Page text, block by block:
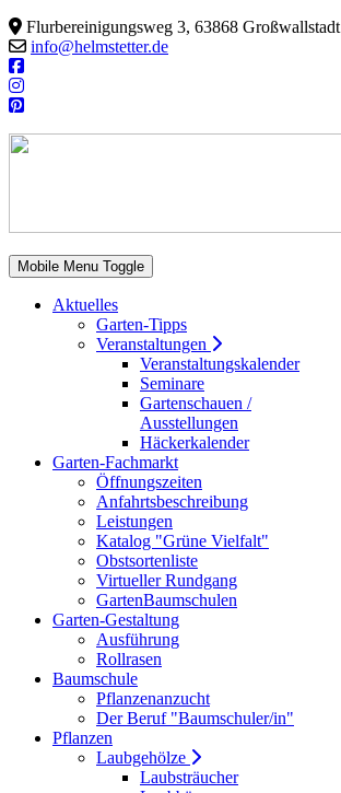
Flurbereinigungsweg 3, 63868 Großwallstadt
info@helmstetter.de
Mobile Menu Toggle
Aktuelles
Garten-Tipps
Veranstaltungen
Veranstaltungskalender
Seminare
Gartenschauen /
Ausstellungen
Häckerkalender
Garten-Fachmarkt
Öffnungszeiten
Anfahrtsbeschreibung
Leistungen
Katalog "Grüne Vielfalt"
Obstsortenliste
Virtueller Rundgang
GartenBaumschulen
Garten-Gestaltung
Ausführung
Rollrasen
Baumschule
Pflanzenanzucht
Der Beruf "Baumschuler/in"
Pflanzen
Laubgehölze
Laubsträucher